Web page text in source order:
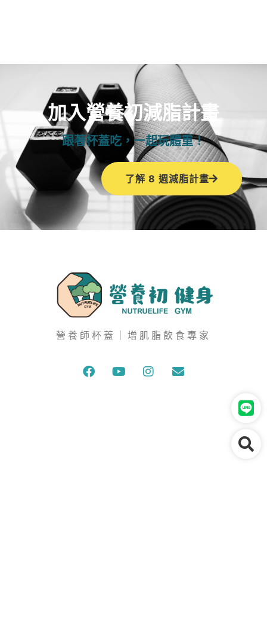
加入營養初減脂計畫
跟著杯蓋吃，一起玩體重！
了解 8 週減脂計畫
營養師杯蓋｜增肌脂飲食專家